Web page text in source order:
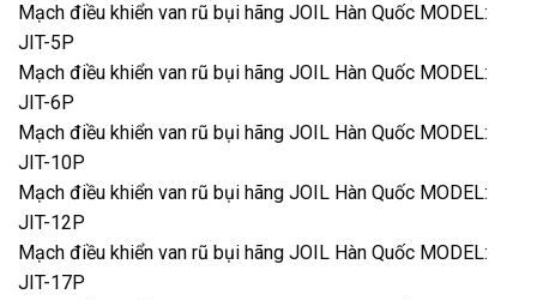
Mạch điều khiển van rũ bụi hãng JOIL Hàn Quốc MODEL:
JIT-5P
Mạch điều khiển van rũ bụi hãng JOIL Hàn Quốc MODEL:
JIT-6P
Mạch điều khiển van rũ bụi hãng JOIL Hàn Quốc MODEL:
JIT-10P
Mạch điều khiển van rũ bụi hãng JOIL Hàn Quốc MODEL:
JIT-12P
Mạch điều khiển van rũ bụi hãng JOIL Hàn Quốc MODEL:
JIT-17P